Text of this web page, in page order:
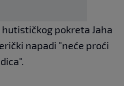
pokreta Jaha
napadi "neće proći